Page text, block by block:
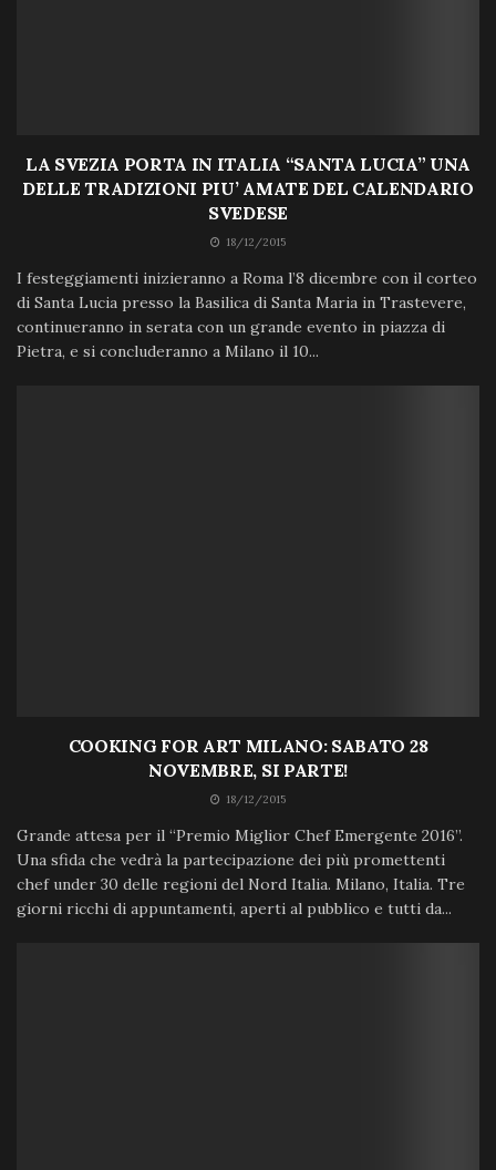
LA SVEZIA PORTA IN ITALIA “SANTA LUCIA” UNA
DELLE TRADIZIONI PIU’ AMATE DEL CALENDARIO
SVEDESE
18/12/2015
I festeggiamenti inizieranno a Roma l’8 dicembre con il corteo
di Santa Lucia presso la Basilica di Santa Maria in Trastevere,
continueranno in serata con un grande evento in piazza di
Pietra, e si concluderanno a Milano il 10...
COOKING FOR ART MILANO: SABATO 28
NOVEMBRE, SI PARTE!
18/12/2015
Grande attesa per il “Premio Miglior Chef Emergente 2016”.
Una sfida che vedrà la partecipazione dei più promettenti
chef under 30 delle regioni del Nord Italia. Milano, Italia. Tre
giorni ricchi di appuntamenti, aperti al pubblico e tutti da...